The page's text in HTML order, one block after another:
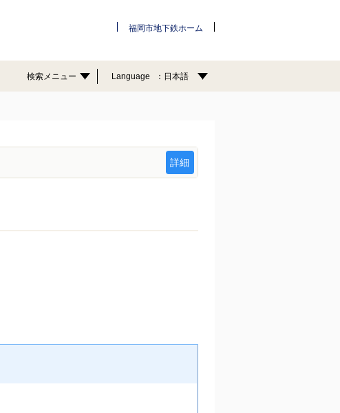
福岡市地下鉄ホーム
検索メニュー Language 日本語
詳細